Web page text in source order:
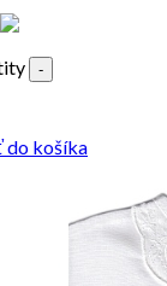
-
do košíka